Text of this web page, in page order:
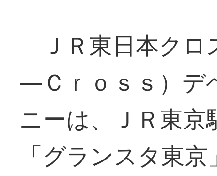
ＪＲ東日本クロ
―Ｃｒｏｓｓ）デ
ニーは、ＪＲ東
「グランスタ東